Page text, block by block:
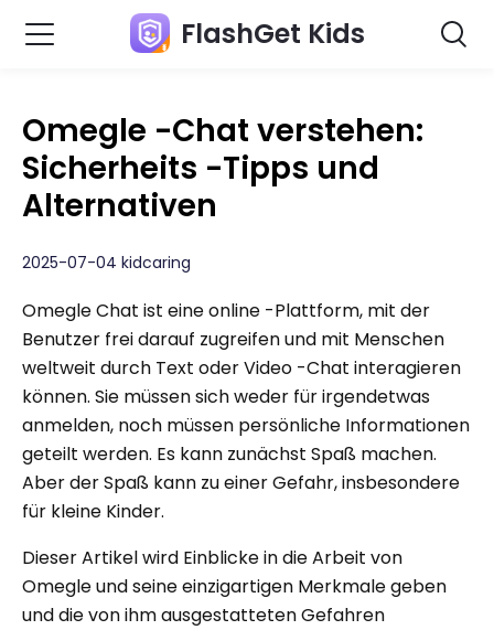
FlashGet Kids
Omegle -Chat verstehen:
Sicherheits -Tipps und
Alternativen
2025-07-04 kidcaring
Omegle Chat ist eine online -Plattform, mit der
Benutzer frei darauf zugreifen und mit Menschen
weltweit durch Text oder Video -Chat interagieren
können. Sie müssen sich weder für irgendetwas
anmelden, noch müssen persönliche Informationen
geteilt werden. Es kann zunächst Spaß machen.
Aber der Spaß kann zu einer Gefahr, insbesondere
für kleine Kinder.
Dieser Artikel wird Einblicke in die Arbeit von
Omegle und seine einzigartigen Merkmale geben
und die von ihm ausgestatteten Gefahren